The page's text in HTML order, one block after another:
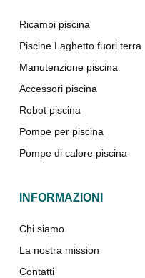
Ricambi piscina
Piscine Laghetto fuori terra
Manutenzione piscina
Accessori piscina
Robot piscina
Pompe per piscina
Pompe di calore piscina
INFORMAZIONI
Chi siamo
La nostra mission
Contatti